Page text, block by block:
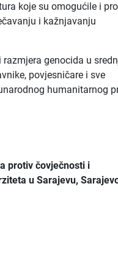
koje su omogućile i
i kažnjavanju
genocida u
povjesničare i sve
humanitarnog
protiv čovječnosti i
u Sarajevu,